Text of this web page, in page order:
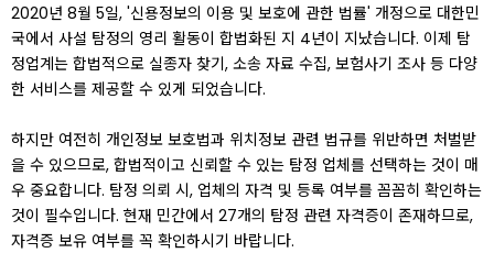
2020년 8월 5일, '신용정보의 이용 및 보호에 관한 법률' 개정으로 대한민
국에서 사설 탐정의 영리 활동이 합법화된 지 4년이 지났습니다. 이제 탐
정업계는 합법적으로 실종자 찾기, 소송 자료 수집, 보험사기 조사 등 다양
한 서비스를 제공할 수 있게 되었습니다.
하지만 여전히 개인정보 보호법과 위치정보 관련 법규를 위반하면 처벌받
을 수 있으므로, 합법적이고 신뢰할 수 있는 탐정 업체를 선택하는 것이 매
우 중요합니다. 탐정 의뢰 시, 업체의 자격 및 등록 여부를 꼼꼼히 확인하는
것이 필수입니다. 현재 민간에서 27개의 탐정 관련 자격증이 존재하므로,
자격증 보유 여부를 꼭 확인하시기 바랍니다.